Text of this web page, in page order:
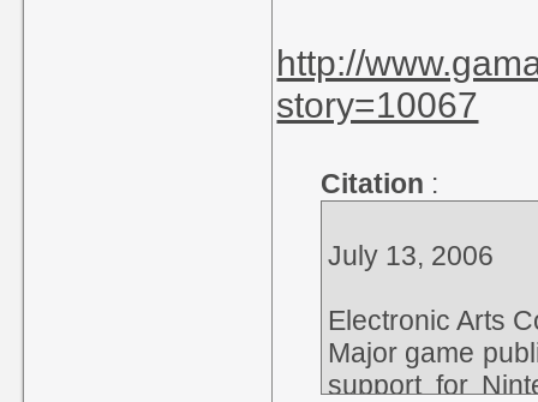
http://
story=10067
Citation :
July 13, 2006
Electronic Arts
Major game
support for